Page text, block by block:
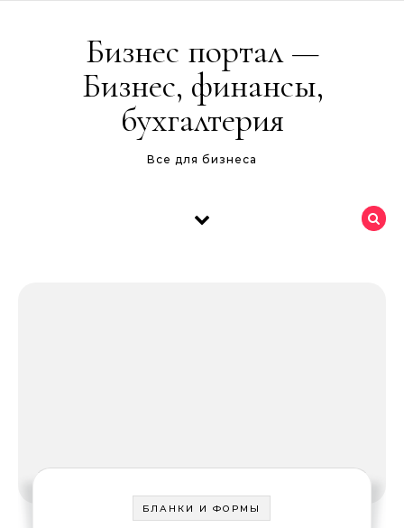
Бизнес портал —
Бизнес, финансы,
бухгалтерия
Все для бизнеса
БЛАНКИ И ФОРМЫ